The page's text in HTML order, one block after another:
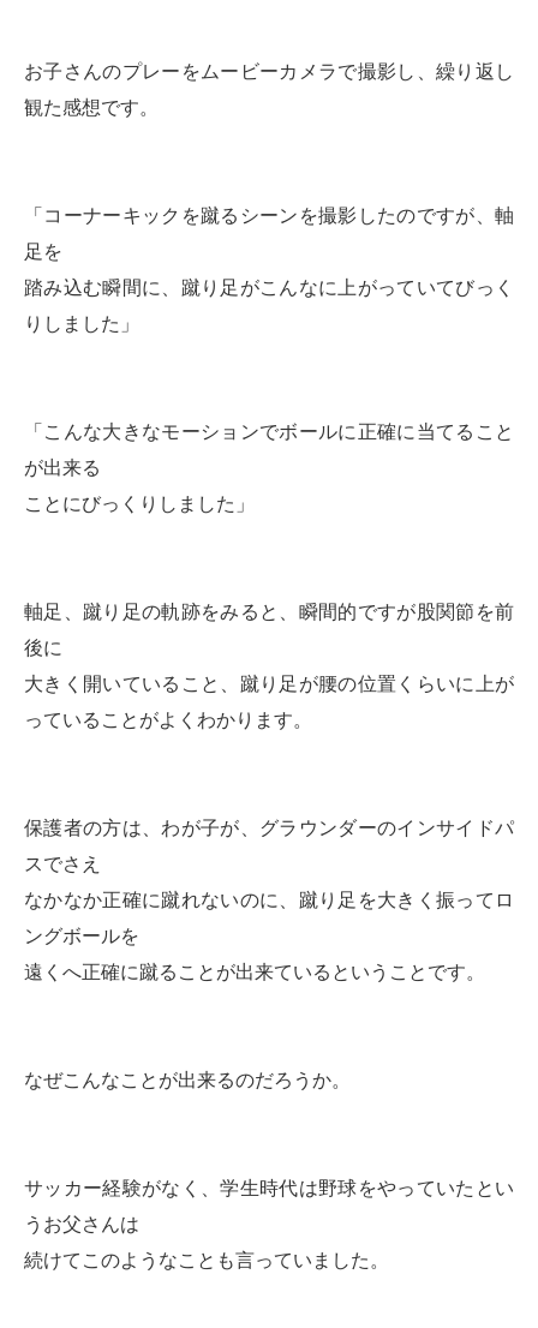
お子さんのプレーをムービーカメラで撮影し、繰り返し
観た感想です。
「コーナーキックを蹴るシーンを撮影したのですが、軸
足を
踏み込む瞬間に、蹴り足がこんなに上がっていてびっく
りしました」
「こんな大きなモーションでボールに正確に当てること
が出来る
ことにびっくりしました」
軸足、蹴り足の軌跡をみると、瞬間的ですが股関節を前
後に
大きく開いていること、蹴り足が腰の位置くらいに上が
っていることがよくわかります。
保護者の方は、わが子が、グラウンダーのインサイドパ
スでさえ
なかなか正確に蹴れないのに、蹴り足を大きく振ってロ
ングボールを
遠くへ正確に蹴ることが出来ているということです。
なぜこんなことが出来るのだろうか。
サッカー経験がなく、学生時代は野球をやっていたとい
うお父さんは
続けてこのようなことも言っていました。